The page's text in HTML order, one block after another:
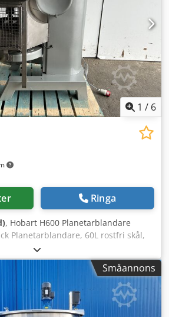
1 / 6
Ringa
, Hobart H600 Planetarblandare
Planetarblandare, 60L rostfri skål,
hastighet, med timer, 3-fas
Småannons